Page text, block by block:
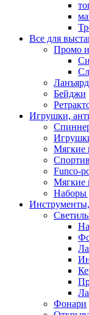
Все для
Промо
Бейджи
Игрушки,
Мягкие
Funco-
Мягкие
Наборы
Фонари